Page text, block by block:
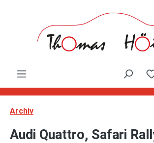
Archiv
Audi Quattro, Safari